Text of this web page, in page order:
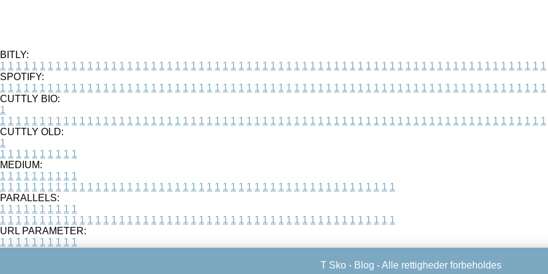
BITLY:
1 1 1 1 1 1 1 1 1 1 1 1 1 1 1 1 1 1 1 1 1 1 1 1 1 1 1 1 1 1 1 1 1 1 1 1 1 1 1 1 1 1 1 1 1 1 1 1 1 1 1 1 1 1 1 1 1 1 1 1 1 1 1 1 1 1 1 1 1
SPOTIFY:
1 1 1 1 1 1 1 1 1 1 1 1 1 1 1 1 1 1 1 1 1 1 1 1 1 1 1 1 1 1 1 1 1 1 1 1 1 1 1 1 1 1 1 1 1 1 1 1 1 1 1 1 1 1 1 1 1 1 1 1 1 1 1 1 1 1 1 1 1
CUTTLY BIO:
1
1 1 1 1 1 1 1 1 1 1 1 1 1 1 1 1 1 1 1 1 1 1 1 1 1 1 1 1 1 1 1 1 1 1 1 1 1 1 1 1 1 1 1 1 1 1 1 1 1 1 1 1 1 1 1 1 1 1 1 1 1 1 1 1 1 1 1 1 1
CUTTLY OLD:
1
1 1 1 1 1 1 1 1 1 1
MEDIUM:
1 1 1 1 1 1 1 1 1 1
1 1 1 1 1 1 1 1 1 1 1 1 1 1 1 1 1 1 1 1 1 1 1 1 1 1 1 1 1 1 1 1 1 1 1 1 1 1 1 1 1 1 1 1 1 1 1 1 1 1
PARALLELS:
1 1 1 1 1 1 1 1 1 1
1 1 1 1 1 1 1 1 1 1 1 1 1 1 1 1 1 1 1 1 1 1 1 1 1 1 1 1 1 1 1 1 1 1 1 1 1 1 1 1 1 1 1 1 1 1 1 1 1 1
URL PARAMETER:
1 1 1 1 1 1 1 1 1 1
T Sko - Blog - Alle rettigheder forbeholdes